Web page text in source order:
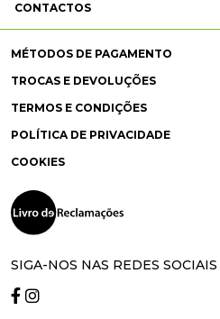
CONTACTOS
MÉTODOS DE PAGAMENTO
TROCAS E DEVOLUÇÕES
TERMOS E CONDIÇÕES
POLÍTICA DE PRIVACIDADE
COOKIES
SIGA-NOS NAS REDES SOCIAIS